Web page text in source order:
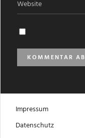
Impressum
Datenschutz